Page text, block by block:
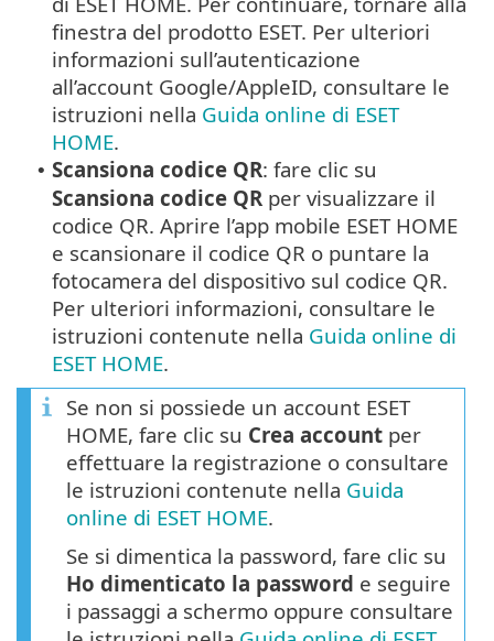
finestra del prodotto ESET. Per ulteriori
informazioni sull’autenticazione
all’account Google/AppleID, consultare le
istruzioni nella Guida online di ESET
HOME.
• Scansiona codice QR: fare clic su
Scansiona codice QR per visualizzare il
codice QR. Aprire l’app mobile ESET HOME
e scansionare il codice QR o puntare la
fotocamera del dispositivo sul codice QR.
Per ulteriori informazioni, consultare le
istruzioni contenute nella Guida online di
ESET HOME.
Se non si possiede un account ESET
HOME, fare clic su Crea account per
effettuare la registrazione o consultare
le istruzioni contenute nella Guida
online di ESET HOME.
Se si dimentica la password, fare clic su
Ho dimenticato la password e seguire
i passaggi a schermo oppure consultare